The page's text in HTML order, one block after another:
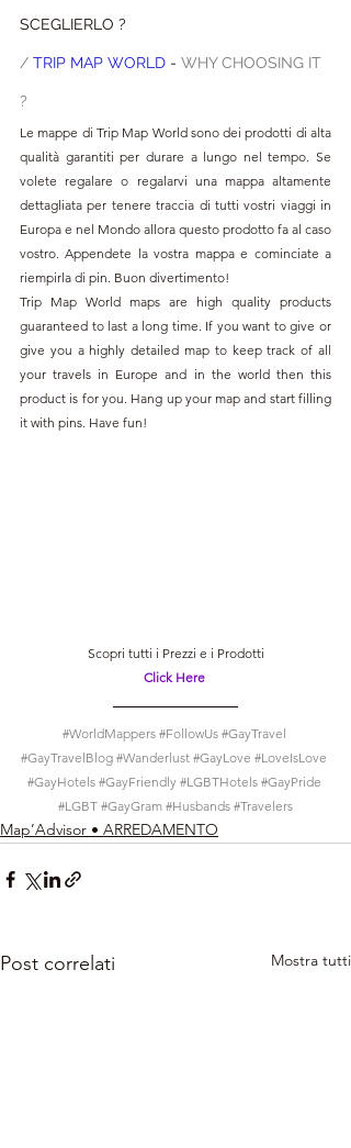
SCEGLIERLO ?
/ TRIP MAP WORLD - WHY CHOOSING IT
?
Le mappe di Trip Map World sono dei prodotti di alta
qualità garantiti per durare a lungo nel tempo. Se
volete regalare o regalarvi una mappa altamente
dettagliata per tenere traccia di tutti vostri viaggi in
Europa e nel Mondo allora questo prodotto fa al caso
vostro. Appendete la vostra mappa e cominciate a
riempirla di pin. Buon divertimento!
Trip Map World maps are high quality products
guaranteed to last a long time. If you want to give or
give you a highly detailed map to keep track of all
your travels in Europe and in the world then this
product is for you. Hang up your map and start filling
it with pins. Have fun!
Scopri tutti i Prezzi e i Prodotti
Click Here
#WorldMappers #FollowUs #GayTravel
#GayTravelBlog #Wanderlust #GayLove #LoveIsLove
#GayHotels #GayFriendly #LGBTHotels #GayPride
#LGBT #GayGram #Husbands #Travelers
Map’Advisor • ARREDAMENTO
Post correlati Mostra tutti